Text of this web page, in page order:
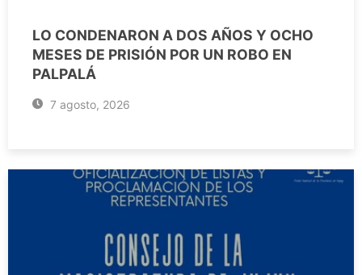
LO CONDENARON A DOS AÑOS Y OCHO
MESES DE PRISIÓN POR UN ROBO EN
PALPALÁ
7 agosto, 2026